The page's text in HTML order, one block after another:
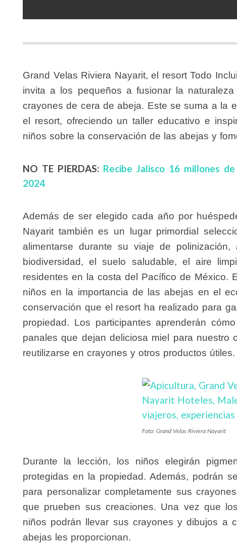
Grand Velas Riviera Nayarit, el resort Todo
invita a los pequeños a fusionar la
crayones de cera de abeja. Este se suma a la
el resort, ofreciendo un taller educativo e
niños sobre la conservación de las abejas y
NO TE PIERDAS: Recibe Jalisco 16 millones
2024
Además de ser elegido cada año por
Nayarit también es un lugar primordial
alimentarse durante su viaje de
biodiversidad, el suelo saludable, el aire
residentes en la costa del Pacífico de México.
niños en la importancia de las abejas en el
conservación que el resort ha realizado para
propiedad. Los participantes aprenderán
panales que dejan deliciosa miel para nuestro
reutilizarse en crayones y otros productos útiles.
Foto: Grand Velas Riviera Nayarit
Durante la lección, los niños elegirán
protegidas en la propiedad. Además, podrán
para personalizar completamente sus
que prueben sus creaciones. Una vez que
niños podrán llevar sus crayones y dibujos a
abejas les proporcionan.